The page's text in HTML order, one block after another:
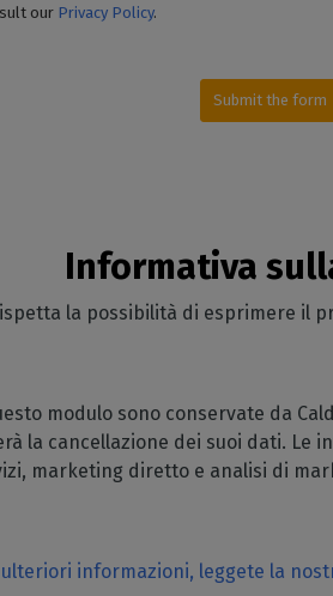
our Privacy Policy.
Submit the form
Informativa
la possibilità di esprimere il
modulo sono conservate da
la cancellazione dei suoi dati. Le
marketing diretto e analisi di
ulteriori informazioni, leggete la